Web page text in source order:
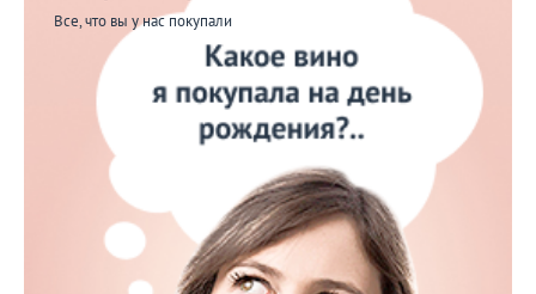
Все, что вы у нас покупали